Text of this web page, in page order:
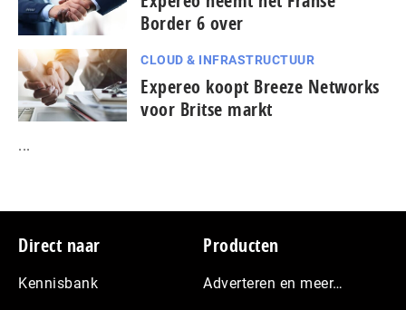
Border 6 over
CLOUD & INFRASTRUCTUUR
Expereo koopt Breeze Networks
voor Britse markt
...
Footer
Direct naar
Kennisbank
Producten
Adverteren en meer…